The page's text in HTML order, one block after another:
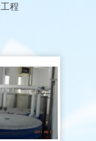
工程